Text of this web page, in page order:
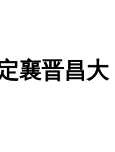
襄晋昌大